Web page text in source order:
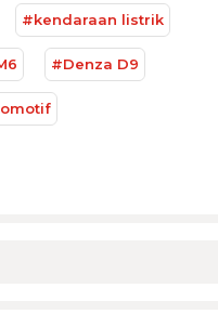
#kendaraan listrik
#Denza D9